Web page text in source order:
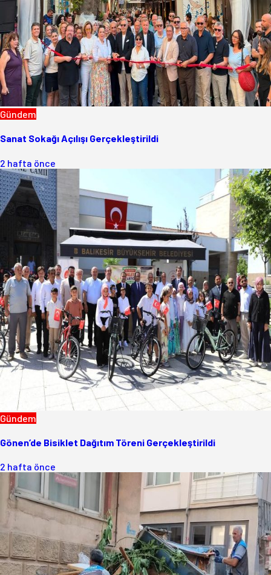
Gündem
Sanat Sokağı Açılışı Gerçekleştirildi
2 hafta önce
Gündem
Gönen’de Bisiklet Dağıtım Töreni Gerçekleştirildi
2 hafta önce